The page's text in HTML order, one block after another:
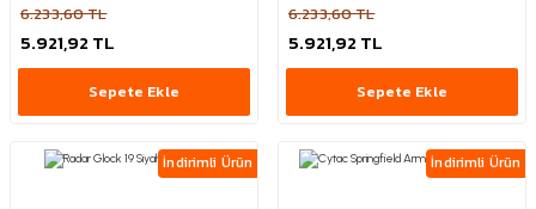
6.233,60 TL
5.921,92 TL
Sepete Ekle
6.233,60 TL
5.921,92 TL
Sepete Ekle
İndirimli Ürün İndirimli Ürün